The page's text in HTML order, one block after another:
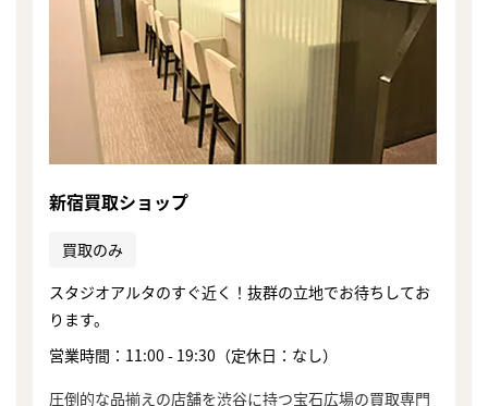
新宿買取ショップ
買取のみ
スタジオアルタのすぐ近く！抜群の立地でお待ちしてお
ります。
営業時間：11:00 - 19:30（定休日：なし）
圧倒的な品揃えの店舗を渋谷に持つ宝石広場の買取専門